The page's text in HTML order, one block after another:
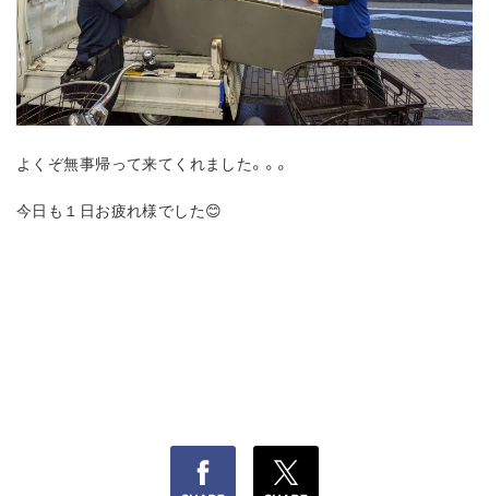
よくぞ無事帰って来てくれました。。。
今日も１日お疲れ様でした😊